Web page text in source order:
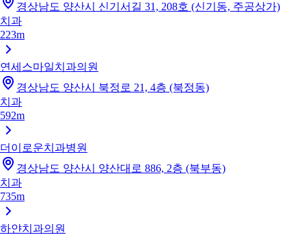
경상남도 양산시 신기서길 31, 208호 (신기동, 주공상가)
치과
223m
연세스마일치과의원
경상남도 양산시 북정로 21, 4층 (북정동)
치과
592m
더이로운치과병원
경상남도 양산시 양산대로 886, 2층 (북부동)
치과
735m
하얀치과의원